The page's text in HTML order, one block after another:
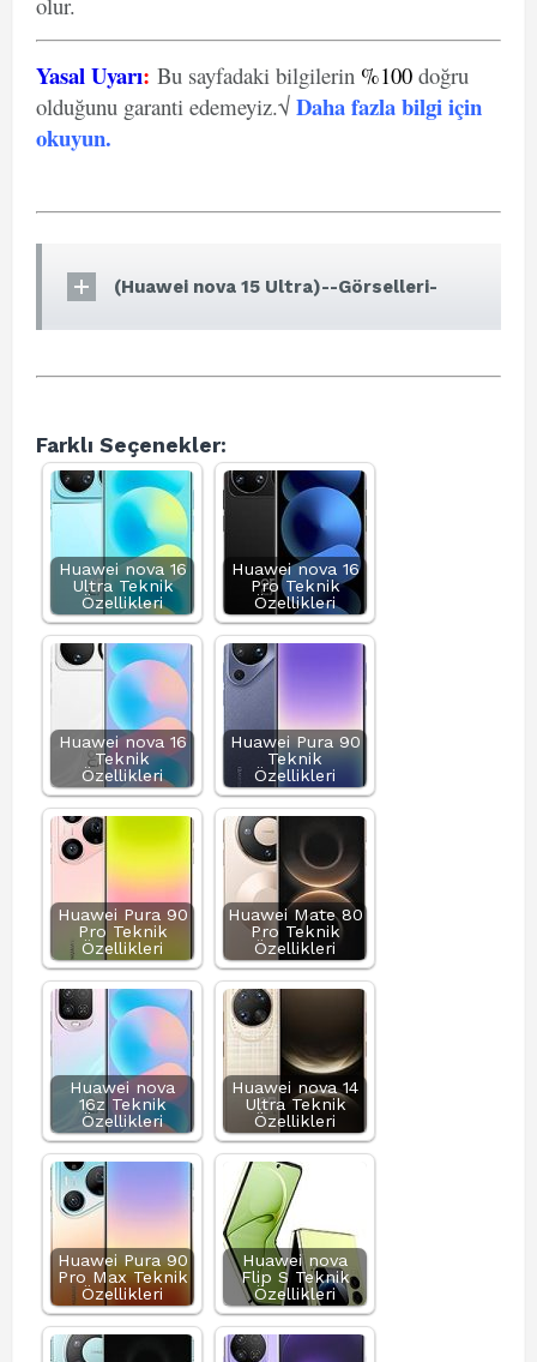
Yasal Uyarı: Bu sayfadaki bilgilerin %100 doğru
olduğunu garanti edemeyiz.√ Daha fazla bilgi için
okuyun.
(Huawei nova 15 Ultra)--Görselleri-
Farklı Seçenekler:
Huawei nova 16
Ultra Teknik
Özellikleri
Huawei nova 16
Pro Teknik
Özellikleri
Huawei nova 16
Teknik
Özellikleri
Huawei Pura 90
Teknik
Özellikleri
Huawei Pura 90
Pro Teknik
Özellikleri
Huawei Mate 80
Pro Teknik
Özellikleri
Huawei nova
16z Teknik
Özellikleri
Huawei nova 14
Ultra Teknik
Özellikleri
Huawei Pura 90
Pro Max Teknik
Özellikleri
Huawei nova
Flip S Teknik
Özellikleri